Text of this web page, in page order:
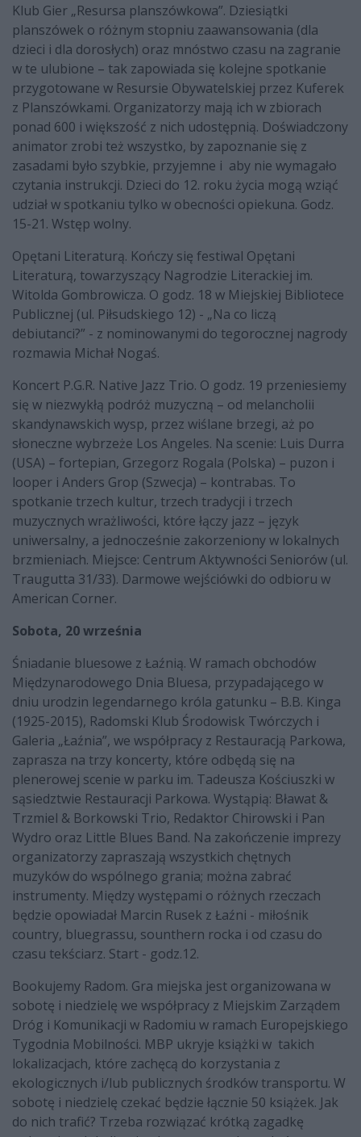
Klub Gier „Resursa planszówkowa”. Dziesiątki
planszówek o różnym stopniu zaawansowania (dla
dzieci i dla dorosłych) oraz mnóstwo czasu na zagranie
w te ulubione – tak zapowiada się kolejne spotkanie
przygotowane w Resursie Obywatelskiej przez Kuferek
z Planszówkami. Organizatorzy mają ich w zbiorach
ponad 600 i większość z nich udostępnią. Doświadczony
animator zrobi też wszystko, by zapoznanie się z
zasadami było szybkie, przyjemne i aby nie wymagało
czytania instrukcji. Dzieci do 12. roku życia mogą wziąć
udział w spotkaniu tylko w obecności opiekuna. Godz.
15-21. Wstęp wolny.
Opętani Literaturą. Kończy się festiwal Opętani
Literaturą, towarzyszący Nagrodzie Literackiej im.
Witolda Gombrowicza. O godz. 18 w Miejskiej Bibliotece
Publicznej (ul. Piłsudskiego 12) - „Na co liczą
debiutanci?” - z nominowanymi do tegorocznej nagrody
rozmawia Michał Nogaś.
Koncert P.G.R. Native Jazz Trio. O godz. 19 przeniesiemy
się w niezwykłą podróż muzyczną – od melancholii
skandynawskich wysp, przez wiślane brzegi, aż po
słoneczne wybrzeże Los Angeles. Na scenie: Luis Durra
(USA) – fortepian, Grzegorz Rogala (Polska) – puzon i
looper i Anders Grop (Szwecja) – kontrabas. To
spotkanie trzech kultur, trzech tradycji i trzech
muzycznych wrażliwości, które łączy jazz – język
uniwersalny, a jednocześnie zakorzeniony w lokalnych
brzmieniach. Miejsce: Centrum Aktywności Seniorów (ul.
Traugutta 31/33). Darmowe wejściówki do odbioru w
American Corner.
Sobota, 20 września
Śniadanie bluesowe z Łaźnią. W ramach obchodów
Międzynarodowego Dnia Bluesa, przypadającego w
dniu urodzin legendarnego króla gatunku – B.B. Kinga
(1925-2015), Radomski Klub Środowisk Twórczych i
Galeria „Łaźnia”, we współpracy z Restauracją Parkowa,
zaprasza na trzy koncerty, które odbędą się na
plenerowej scenie w parku im. Tadeusza Kościuszki w
sąsiedztwie Restauracji Parkowa. Wystąpią: Bławat &
Trzmiel & Borkowski Trio, Redaktor Chirowski i Pan
Wydro oraz Little Blues Band. Na zakończenie imprezy
organizatorzy zapraszają wszystkich chętnych
muzyków do wspólnego grania; można zabrać
instrumenty. Między występami o różnych rzeczach
będzie opowiadał Marcin Rusek z Łaźni - miłośnik
country, bluegrassu, sounthern rocka i od czasu do
czasu tekściarz. Start - godz.12.
Bookujemy Radom. Gra miejska jest organizowana w
sobotę i niedzielę we współpracy z Miejskim Zarządem
Dróg i Komunikacji w Radomiu w ramach Europejskiego
Tygodnia Mobilności. MBP ukryje książki w takich
lokalizacjach, które zachęcą do korzystania z
ekologicznych i/lub publicznych środków transportu. W
sobotę i niedzielę czekać będzie łącznie 50 książek. Jak
do nich trafić? Trzeba rozwiązać krótką zagadkę